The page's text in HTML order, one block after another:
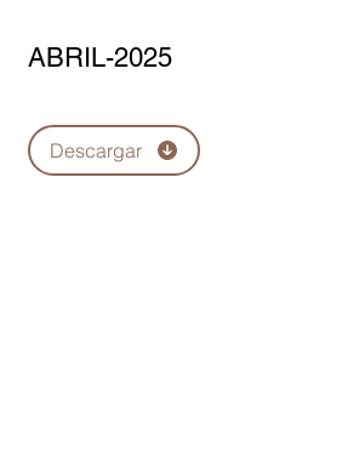
ABRIL-2025
Descargar